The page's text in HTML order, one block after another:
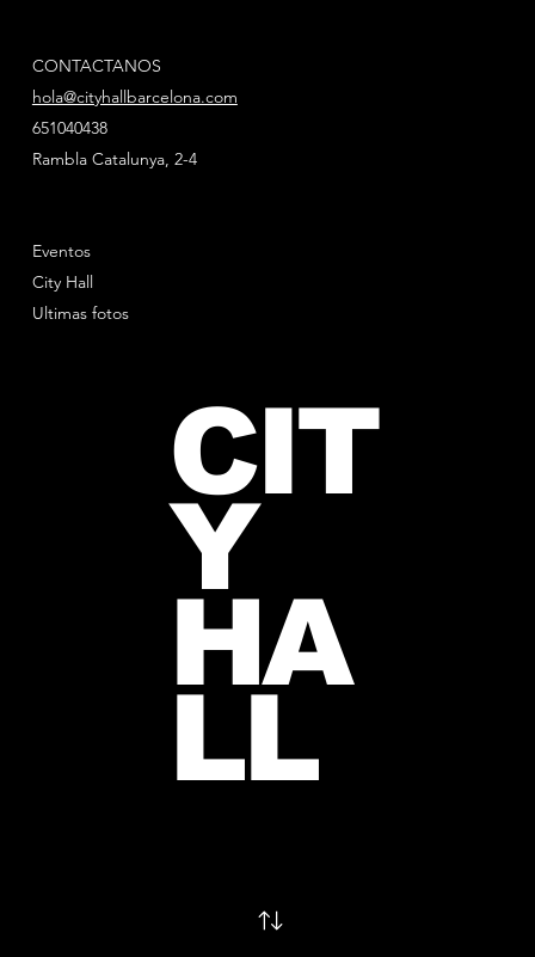
Eventos
City Hall
Ultimas fotos
CIT
Y
HA
LL
CONTACTANOS
hola@cityhallbarcelona.com
651040438
Rambla Catalunya, 2-4